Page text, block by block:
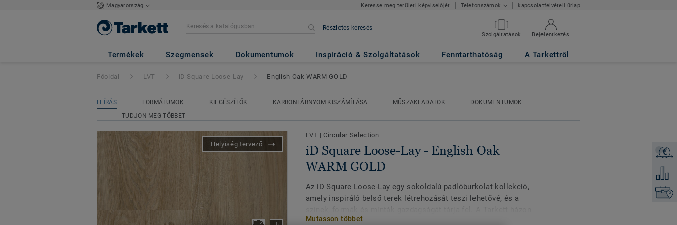
Magyarország Keresse meg területi képviselőjét Telefonszámok kapcsolatfelvételi űrlap
Részletes keresés
Szolgáltatások Bejelentkezés
Termékek Szegmensek Dokumentumok Inspiráció & Szolgáltatások Fenntarthatóság A Tarkettről
iD Square Loose-Lay - English Oak WARM GOLD
€
Főoldal LVT iD Square Loose-Lay English Oak WARM GOLD
LEÍRÁS FORMÁTUMOK KIEGÉSZÍTŐK KARBONLÁBNYOM KISZÁMÍTÁSA MŰSZAKI ADATOK
DOKUMENTUMOK
TUDJON MEG TÖBBET
Helyiség tervező
LVT | Circular Selection
iD Square Loose-Lay - English Oak
WARM GOLD
Az iD Square Loose-Lay egy sokoldalú padlóburkolat kollekció,
amely inspiráló belső terek létrehozását teszi lehetővé, és a
belüli tervezőstúdiója által megalkotott 37 dizájn és négy
Mutasson többet